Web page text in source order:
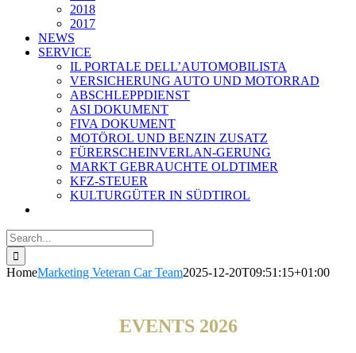
2018
2017
NEWS
SERVICE
IL PORTALE DELL’AUTOMOBILISTA
VERSICHERUNG AUTO UND MOTORRAD
ABSCHLEPPDIENST
ASI DOKUMENT
FIVA DOKUMENT
MOTÖROL UND BENZIN ZUSATZ
FÜRERSCHEINVERLAN-GERUNG
MARKT GEBRAUCHTE OLDTIMER
KFZ-STEUER
KULTURGÜTER IN SÜDTIROL
Search
for:
HomeMarketing Veteran Car Team2025-12-20T09:51:15+01:00
EVENTS 2026